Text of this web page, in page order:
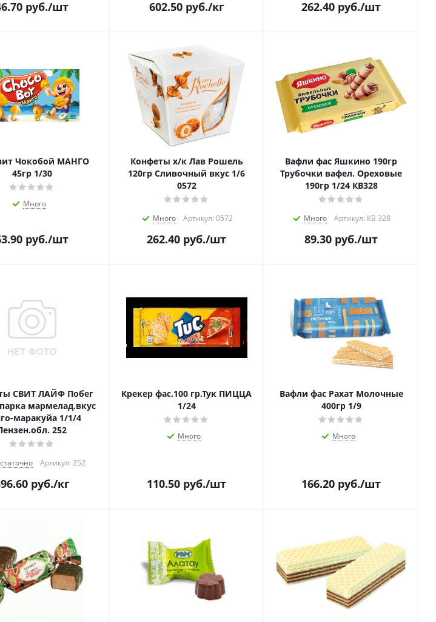
руб./шт 602.50руб./кг 262.40 руб./шт
МАНГО
45гр 1/30
Много
руб./шт
Конфеты х/к Лав Рошель
120гр Сливочный вкус 1/6
0572
Много Артикул: 0572
262.40 руб./шт
Вафли фас Яшкино 190гр
Трубочки вафел. Ореховые
190гр 1/24 КВ328
Много Артикул: КВ 328
89.30 руб./шт
СВИТ ЛАЙФ Побег
мармелад.вкус
маракуйа 1/1/4
Пензен.обл. 252
Артикул: 252
руб./кг
Крекер фас.100 гр.Тук ПИЦЦА
1/24
Много
110.50 руб./шт
Вафли фас Рахат Молочные
400гр 1/9
Много
166.20 руб./шт